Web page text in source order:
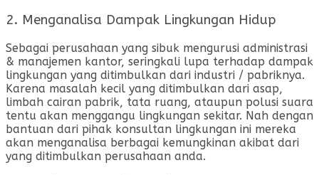
2. Menganalisa Dampak Lingkungan Hidup
Sebagai perusahaan yang sibuk mengurusi administrasi
& manajemen kantor, seringkali lupa terhadap dampak
lingkungan yang ditimbulkan dari industri / pabriknya.
Karena masalah kecil yang ditimbulkan dari asap,
limbah cairan pabrik, tata ruang, ataupun polusi suara
tentu akan menggangu lingkungan sekitar. Nah dengan
bantuan dari pihak konsultan lingkungan ini mereka
akan menganalisa berbagai kemungkinan akibat dari
yang ditimbulkan perusahaan anda.